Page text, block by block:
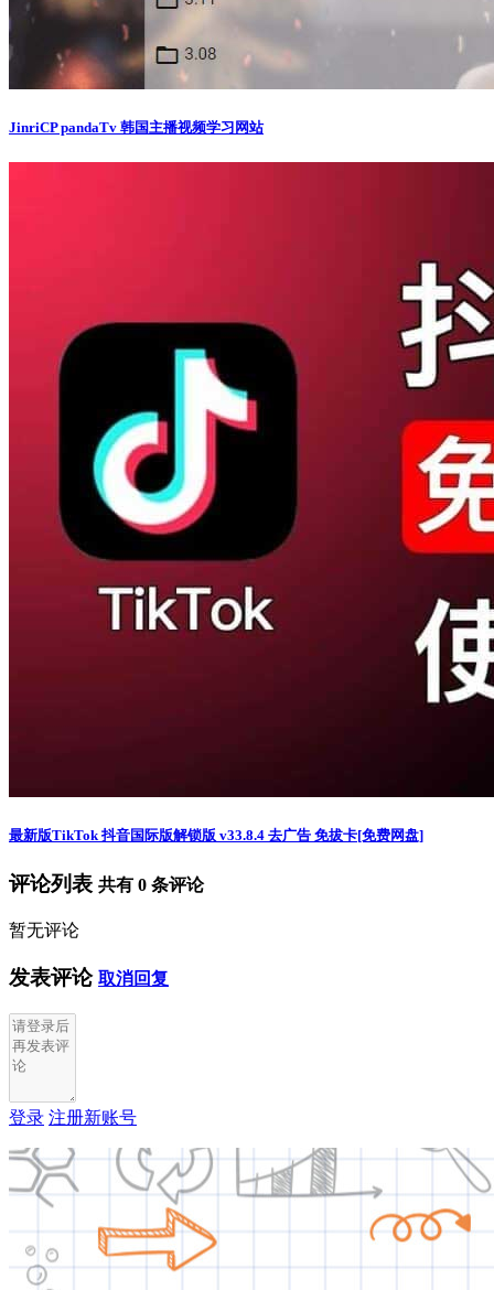
JinriCP pandaTv 韩国主播视频学习网站
最新版TikTok 抖音国际版解锁版 v33.8.4 去广告 免拔卡[免费网盘]
评论列表 共有 0 条评论
暂无评论
发表评论 取消回复
登录 注册新账号